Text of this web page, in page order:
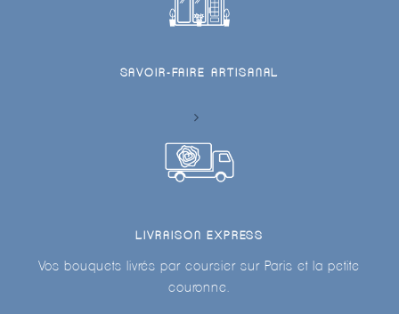
SAVOIR-FAIRE ARTISANAL
LIVRAISON EXPRESS
Vos bouquets livrés par coursier sur Paris et la petite
couronne.